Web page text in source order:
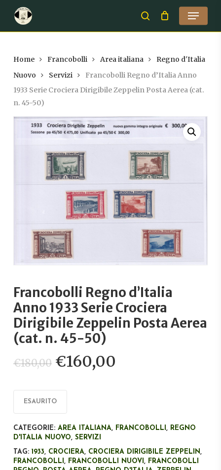
main
search
Menu
Home Francobolli Area italiana
Regno d'Italia
Nuovo
Servizi
Francobolli Regno d’Italia Anno
1933 Serie Crociera Dirigibile Zeppelin Posta Aerea (cat.
n. 45-50)
Francobolli Regno d’Italia
Anno 1933 Serie Crociera
Dirigibile Zeppelin Posta Aerea
(cat. n. 45-50)
€180,00 Il
prezzo
originale
era:
€180,00.
€160,00
€160,00.
ESAURITO
CATEGORIE: AREA ITALIANA, FRANCOBOLLI, REGNO
D'ITALIA NUOVO, SERVIZI
TAG: 1933, CROCIERA, CROCIERA DIRIGIBILE ZEPPELIN,
FRANCOBOLLI, FRANCOBOLLI NUOVI, FRANCOBOLLI
Close